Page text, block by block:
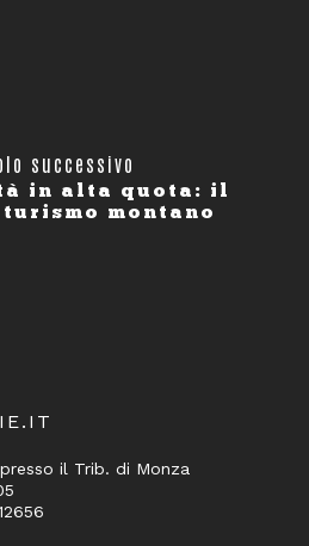
successivo
in alta quota: il
montano
il Trib. di Monza